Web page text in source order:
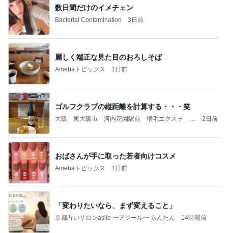
数日間だけのイメチェン
Bacterial Contamination 3日前
麗しく端正な見た目のおろしそば
Amebaトピックス 1日前
ゴルフクラブの縦距離を計算する・・・笑
大阪 東大阪市 河内花園駅前 増毛エクステ 天
2日前
おばさんが手に取った若者向けコスメ
Amebaトピックス 1日前
「変わりたいなら、まず変えること」
京都占いサロンasile 〜アジール〜 らんたん 14時間前